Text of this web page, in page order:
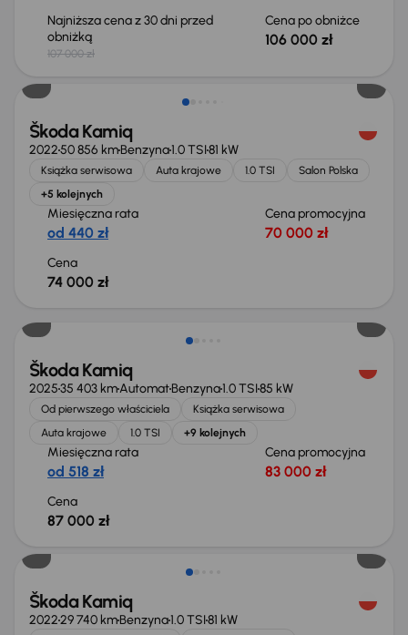
Najniższa cena z 30 dni przed
obniżką
107 000 zł
Cena po obniżce
106 000 zł
Škoda Kamiq
202250 856 kmBenzyna1.0 TSI81 kW
Książka serwisowa Auta krajowe 1.0 TSI
Salon Polska
+5 kolejnych
Miesięczna rata
od 440 zł
Cena promocyjna
70 000 zł
Cena
74 000 zł
Škoda Kamiq
202535 403 kmAutomatBenzyna1.0 TSI85 kW
Od pierwszego właściciela
Książka serwisowa
Auta krajowe
1.0 TSI +9 kolejnych
Miesięczna rata
od 518 zł
Cena promocyjna
83 000 zł
Cena
87 000 zł
Taniej o 2 000 zł
Škoda Kamiq
202229 740 kmBenzyna1.0 TSI81 kW